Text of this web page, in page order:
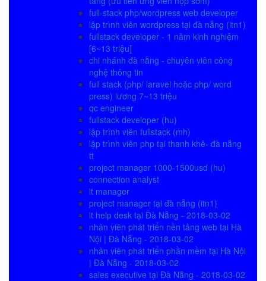
full-stack php/wordpress web developer
lập trình viên wordpress tại đà nẵng (itn1)
fullstack developer - 1 năm kinh nghiệm
[6~13 triệu]
chi nhánh đà nẵng - chuyên viên công
nghệ thông tin
full stack (php/ laravel hoặc php/ word
press) lương 7~13 triệu
qc engineer
fullstack developer (hu)
lập trình viên fullstack (mh)
lập trình viên php tại thanh khê- đà nẵng
tt
project manager 1000-1500usd (hu)
connection analyst
it manager
project manager tại đà nẵng (itn1)
it help desk tại Đà Nẵng - 2018-03-02
nhân viên phát triển nền tảng web tại Hà
Nội | Đà Nẵng - 2018-03-02
nhân viên phát triển phần mềm tại Hà Nội
| Đà Nẵng - 2018-03-02
sales executive tại Đà Nẵng - 2018-03-02